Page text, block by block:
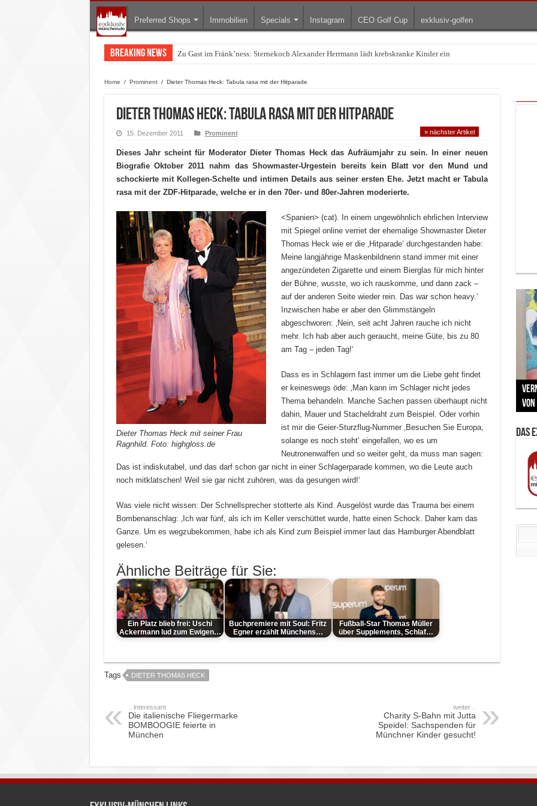
Preferred Shops Immobilien Specials Instagram CEO Golf Cup exklusiv-golfen
Breaking News Zu Gast im Fränk’ness: Sternekoch Alexander Herrmann lädt krebskranke Kinder ein
Warum München gerade zum Treffpunkt der Lingerie-Branche wurde
Home / Prominent / Dieter Thomas Heck: Tabula rasa mit der Hitparade
Dieter Thomas Heck: Tabula rasa mit der Hitparade
15. Dezember 2011 Prominent » nächster Artikel
Dieses Jahr scheint für Moderator Dieter Thomas Heck das Aufräumjahr zu sein. In einer neuen
Biografie Oktober 2011 nahm das Showmaster-Urgestein bereits kein Blatt vor den Mund und
schockierte mit Kollegen-Schelte und intimen Details aus seiner ersten Ehe. Jetzt macht er Tabula
rasa mit der ZDF-Hitparade, welche er in den 70er- und 80er-Jahren moderierte.
Dieter Thomas Heck mit seiner Frau
Ragnhild. Foto: highgloss.de
<Spanien> (cat). In einem ungewöhnlich ehrlichen Interview
mit Spiegel online verriet der ehemalige Showmaster Dieter
Thomas Heck wie er die ‚Hitparade‘ durchgestanden habe:
Meine langjährige Maskenbildnerin stand immer mit einer
angezündeten Zigarette und einem Bierglas für mich hinter
der Bühne, wusste, wo ich rauskomme, und dann zack –
auf der anderen Seite wieder rein. Das war schon heavy.‘
Inzwischen habe er aber den Glimmstängeln
abgeschworen: ‚Nein, seit acht Jahren rauche ich nicht
mehr. Ich hab aber auch geraucht, meine Güte, bis zu 80
am Tag – jeden Tag!‘
Dass es in Schlagern fast immer um die Liebe geht findet
er keineswegs öde: ‚Man kann im Schlager nicht jedes
Thema behandeln. Manche Sachen passen überhaupt nicht
dahin, Mauer und Stacheldraht zum Beispiel. Oder vorhin
ist mir die Geier-Sturzflug-Nummer ‚Besuchen Sie Europa,
solange es noch steht‘ eingefallen, wo es um
Neutronenwaffen und so weiter geht, da muss man sagen:
Das ist indiskutabel, und das darf schon gar nicht in einer Schlagerparade kommen, wo die Leute auch
noch mitklatschen! Weil sie gar nicht zuhören, was da gesungen wird!‘
Was viele nicht wissen: Der Schnellsprecher stotterte als Kind. Ausgelöst wurde das Trauma bei einem
Bombenanschlag: ‚Ich war fünf, als ich im Keller verschüttet wurde, hatte einen Schock. Daher kam das
Ganze. Um es wegzubekommen, habe ich als Kind zum Beispiel immer laut das Hamburger Abendblatt
gelesen.‘
Ähnliche Beiträge für Sie:
Ein Platz blieb frei: Uschi
Ackermann lud zum Ewigen…
Buchpremiere mit Soul: Fritz
Egner erzählt Münchens…
Fußball-Star Thomas Müller
über Supplements, Schlaf…
Tags DIETER THOMAS HECK
.. interessant
Die italienische Fliegermarke
BOMBOOGIE feierte in
München
weiter ..
Charity S-Bahn mit Jutta
Speidel: Sachspenden für
Münchner Kinder gesucht!
Zu
Das